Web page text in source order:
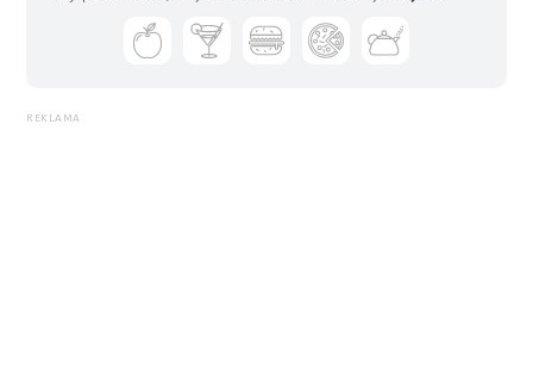
REKLAMA